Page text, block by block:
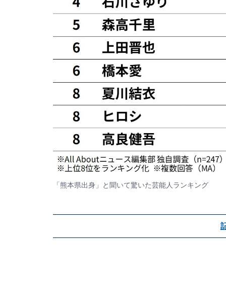
「熊本県出身」と聞いて驚いた芸能人ランキング